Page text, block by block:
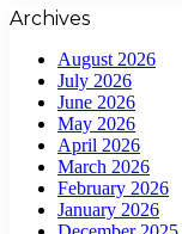
Archives
August 2026
July 2026
June 2026
May 2026
April 2026
March 2026
February 2026
January 2026